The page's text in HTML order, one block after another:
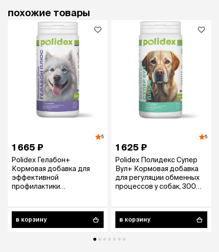
похожие товары
5
1 665 ₽
Polidex Гелабон+
Кормовая добавка для
эффективной
профилактики
300 таблеток
в корзину
5
1 625 ₽
Polidex Полидекс Супер
Вул+ Кормовая добавка
для регуляции обменных
процессов у собак, 300
в корзину